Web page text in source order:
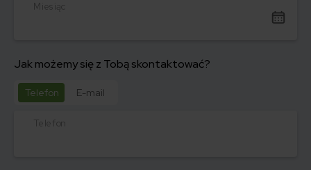
Miesiąc
Jak możemy się z Tobą skontaktować?
Telefon E-mail
Telefon